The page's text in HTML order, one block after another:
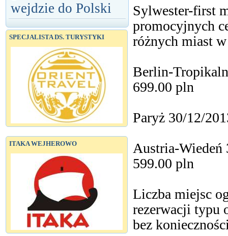
wejdzie do Polski
SPECJALISTA DS. TURYSTYKI
ITAKA WEJHEROWO
Sylwester-first
promocyjnych
różnych miast
Berlin-
699.00 pln
Paryż 30/12/
Austria-Wiedeń
599.00 pln
Liczba miejsc
rezerwacji typu
bez